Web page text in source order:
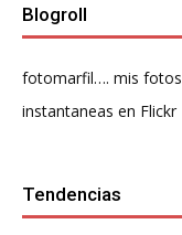
Blogroll
fotomarfil…. mis fotos
instantaneas en Flickr
Tendencias